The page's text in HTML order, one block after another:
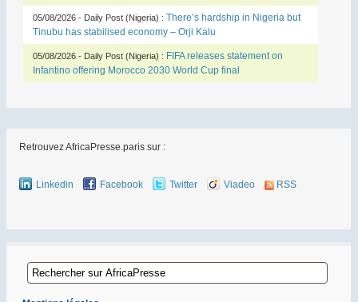
Retrouvez AfricaPresse.paris sur :
Linkedin Facebook Twitter Viadeo RSS
05/08/2026 - Daily Post (Nigeria) : There’s hardship in Nigeria but
Tinubu has stabilised economy – Orji Kalu
05/08/2026 - Daily Post (Nigeria) : FIFA releases statement on
Infantino offering Morocco 2030 World Cup final